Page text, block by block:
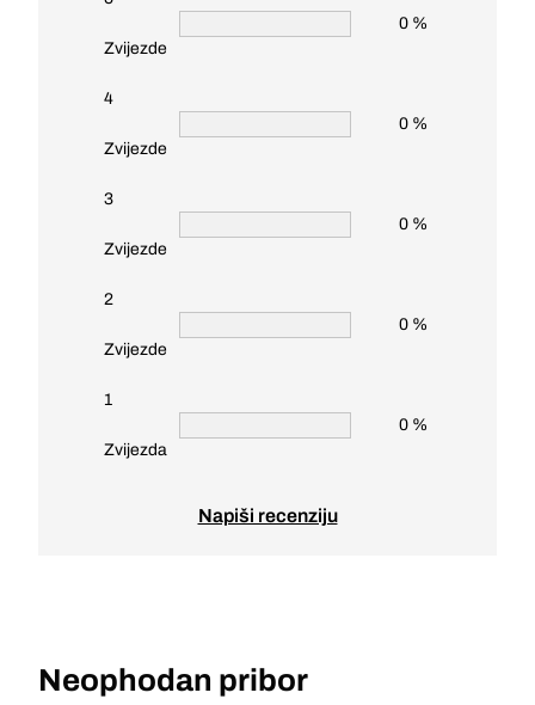
Zvijezde
0 %
4
Zvijezde
0 %
3
Zvijezde
0 %
2
Zvijezde
0 %
1
Zvijezda
0 %
Napiši recenziju
Neophodan pribor